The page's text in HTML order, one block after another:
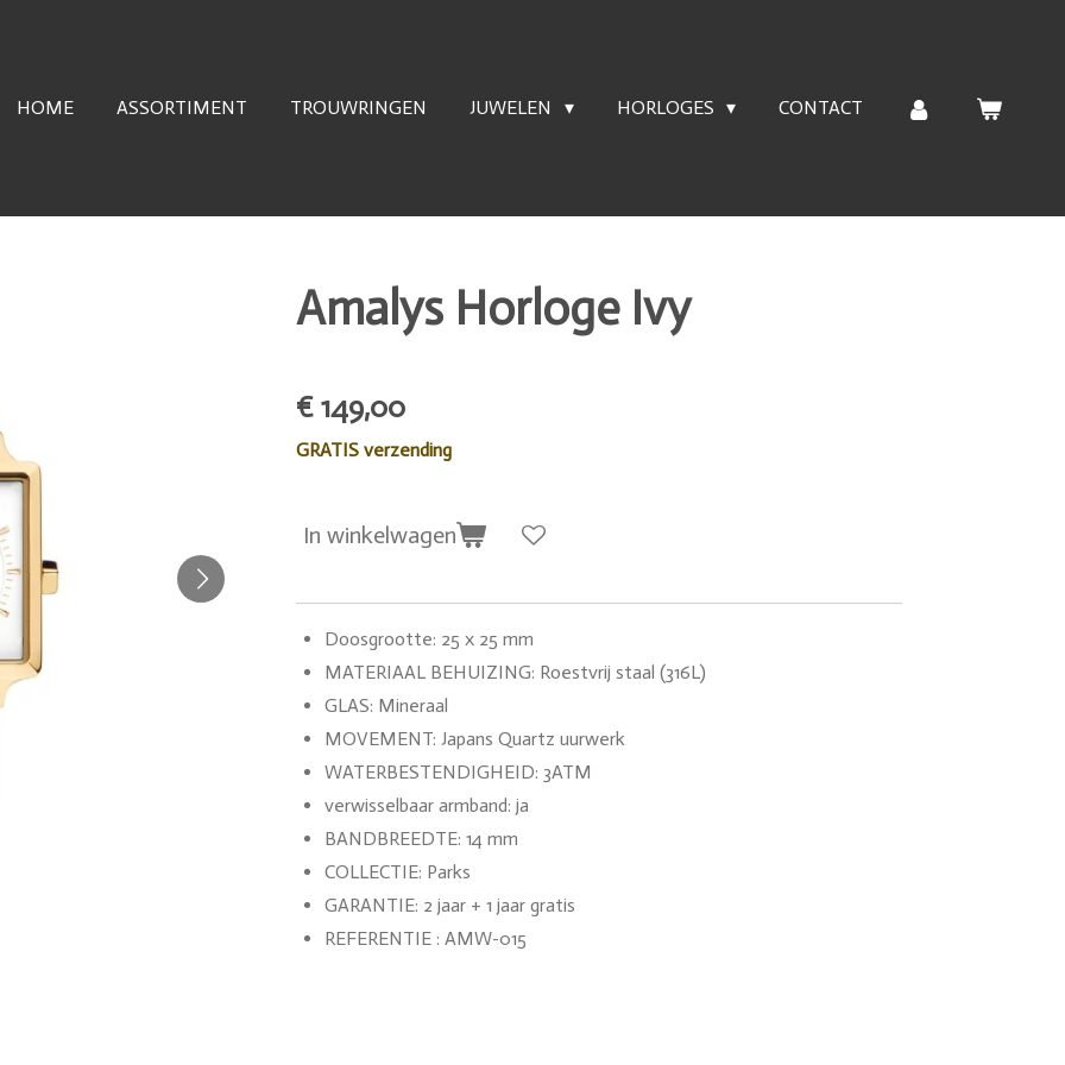
HOME ASSORTIMENT TROUWRINGEN JUWELEN HORLOGES CONTACT
Amalys Horloge Ivy
€ 149,00
GRATIS verzending
In winkelwagen
Doosgrootte: 25 x 25 mm
MATERIAAL BEHUIZING: Roestvrij staal (316L)
GLAS: Mineraal
MOVEMENT: Japans Quartz uurwerk
WATERBESTENDIGHEID: 3ATM
verwisselbaar armband: ja
BANDBREEDTE: 14 mm
COLLECTIE: Parks
GARANTIE: 2 jaar + 1 jaar gratis
REFERENTIE : AMW-015